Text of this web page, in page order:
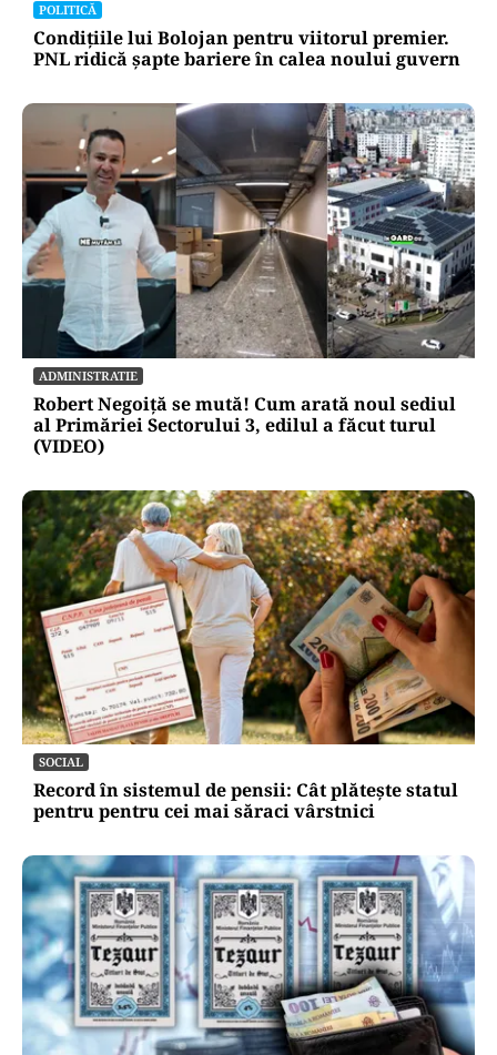
POLITICĂ
Condițiile lui Bolojan pentru viitorul premier.
PNL ridică șapte bariere în calea noului guvern
ADMINISTRATIE
Robert Negoiță se mută! Cum arată noul sediul
al Primăriei Sectorului 3, edilul a făcut turul
(VIDEO)
SOCIAL
Record în sistemul de pensii: Cât plătește statul
pentru pentru cei mai săraci vârstnici